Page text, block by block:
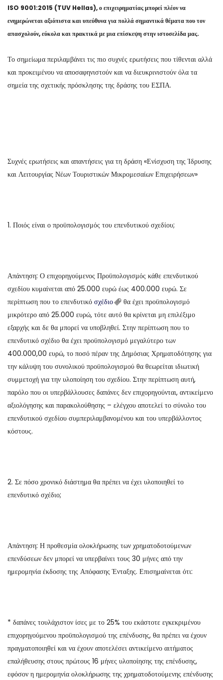
ISO 9001:2015 (TUV Hellas), ο επιχειρηματίας μπορεί πλέον να
ενημερώνεται αξιόπιστα και υπεύθυνα για πολλά σημαντικά θέματα που τον
απασχολούν, εύκολα και πρακτικά με μια επίσκεψη στην ιστοσελίδα μας.
Το σημείωμα περιλαμβάνει τις πιο συχνές ερωτήσεις που τίθενται αλλά
και προκειμένου να αποσαφηνιστούν και να διευκρινιστούν όλα τα
σημεία της σχετικής πρόσκλησης της δράσης του ΕΣΠΑ.
Συχνές ερωτήσεις και απαντήσεις για τη δράση «Ενίσχυση της Ίδρυσης
και Λειτουργίας Νέων Τουριστικών Μικρομεσαίων Επιχειρήσεων»
1. Ποιός είναι ο προϋπολογισμός του επενδυτικού σχεδίου;
Απάντηση: Ο επιχορηγούμενος Προϋπολογισμός κάθε επενδυτικού
σχεδίου κυμαίνεται από 25.000 ευρώ έως 400.000 ευρώ. Σε
περίπτωση που το επενδυτικό σχέδιο
θα έχει προϋπολογισμό
μικρότερο από 25.000 ευρώ, τότε αυτό θα κρίνεται μη επιλέξιμο
εξαρχής και δε θα μπορεί να υποβληθεί. Στην περίπτωση που το
επενδυτικό σχέδιο θα έχει προϋπολογισμό μεγαλύτερο των
400.000,00 ευρώ, το ποσό πέραν της Δημόσιας Χρηματοδότησης για
την κάλυψη του συνολικού προϋπολογισμού θα θεωρείται ιδιωτική
συμμετοχή για την υλοποίηση του σχεδίου. Στην περίπτωση αυτή,
παρόλο που οι υπερβάλλουσες δαπάνες δεν επιχορηγούνται, αντικείμενο
αξιολόγησης και παρακολούθησης – ελέγχου αποτελεί το σύνολο του
επενδυτικού σχεδίου συμπεριλαμβανομένου και του υπερβάλλοντος
κόστους.
2. Σε πόσο χρονικό διάστημα θα πρέπει να έχει υλοποιηθεί το
επενδυτικό σχέδιο;
Απάντηση: Η προθεσμία ολοκλήρωσης των χρηματοδοτούμενων
επενδύσεων δεν μπορεί να υπερβαίνει τους 30 μήνες από την
ημερομηνία έκδοσης της Απόφασης Ένταξης. Επισημαίνεται ότι:
* δαπάνες τουλάχιστον ίσες με το 25% του εκάστοτε εγκεκριμένου
επιχορηγούμενου προϋπολογισμού της επένδυσης, θα πρέπει να έχουν
πραγματοποιηθεί και να έχουν αποτελέσει αντικείμενο αιτήματος
επαλήθευσης στους πρώτους 16 μήνες υλοποίησης της επένδυσης,
εφόσον η ημερομηνία ολοκλήρωσης της χρηματοδοτούμενης επένδυσης